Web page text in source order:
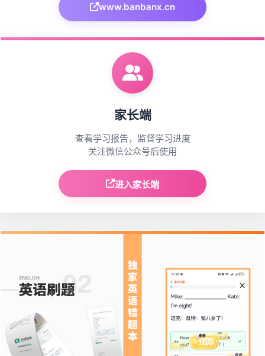
www.banbanx.cn
家长端
查看学习报告，监督学习进度
关注微信公众号后使用
进入家长端